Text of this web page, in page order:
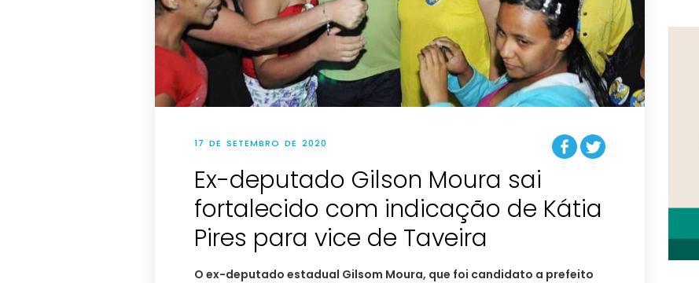
17 DE SETEMBRO DE 2020
Ex-deputado Gilson Moura sai
fortalecido com indicação de Kátia
Pires para vice de Taveira
O ex-deputado estadual Gilsom Moura, que foi candidato a prefeito